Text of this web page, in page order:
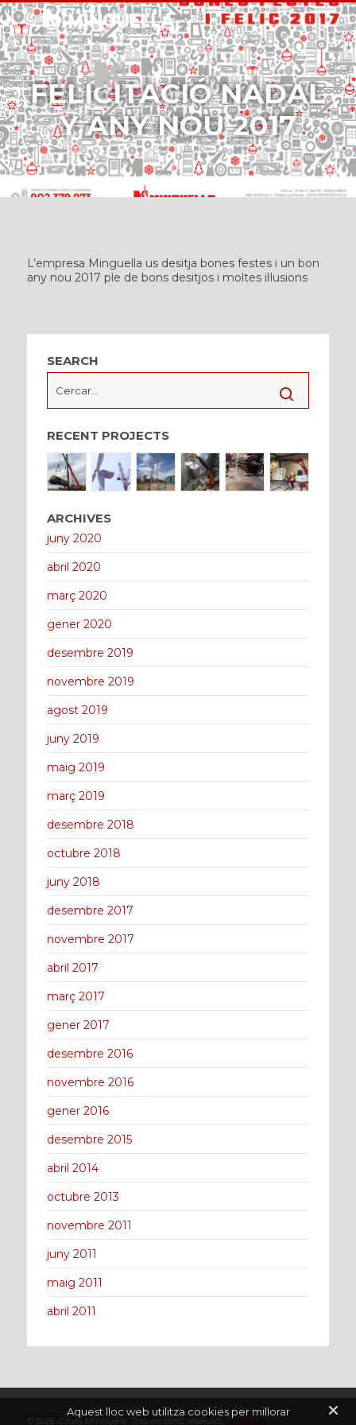
Skip
to
main
content
MENU
FELICITACIÓ NADAL
Y ANY NOU 2017
L’empresa Minguella us desitja bones festes i un bon
any nou 2017 ple de bons desitjos i moltes il·lusions
SEARCH
RECENT PROJECTS
ARCHIVES
juny 2020
abril 2020
març 2020
gener 2020
desembre 2019
novembre 2019
agost 2019
juny 2019
maig 2019
març 2019
desembre 2018
octubre 2018
juny 2018
desembre 2017
novembre 2017
abril 2017
març 2017
gener 2017
desembre 2016
novembre 2016
gener 2016
desembre 2015
abril 2014
octubre 2013
novembre 2011
juny 2011
maig 2011
abril 2011
© 2026. Grues Minguella. Tots els drets reservats. Avís legal
Aquest lloc web utilitza cookies per millorar